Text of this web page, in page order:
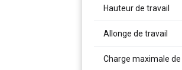
Hauteur de travail
Allonge de travail
Charge maximale